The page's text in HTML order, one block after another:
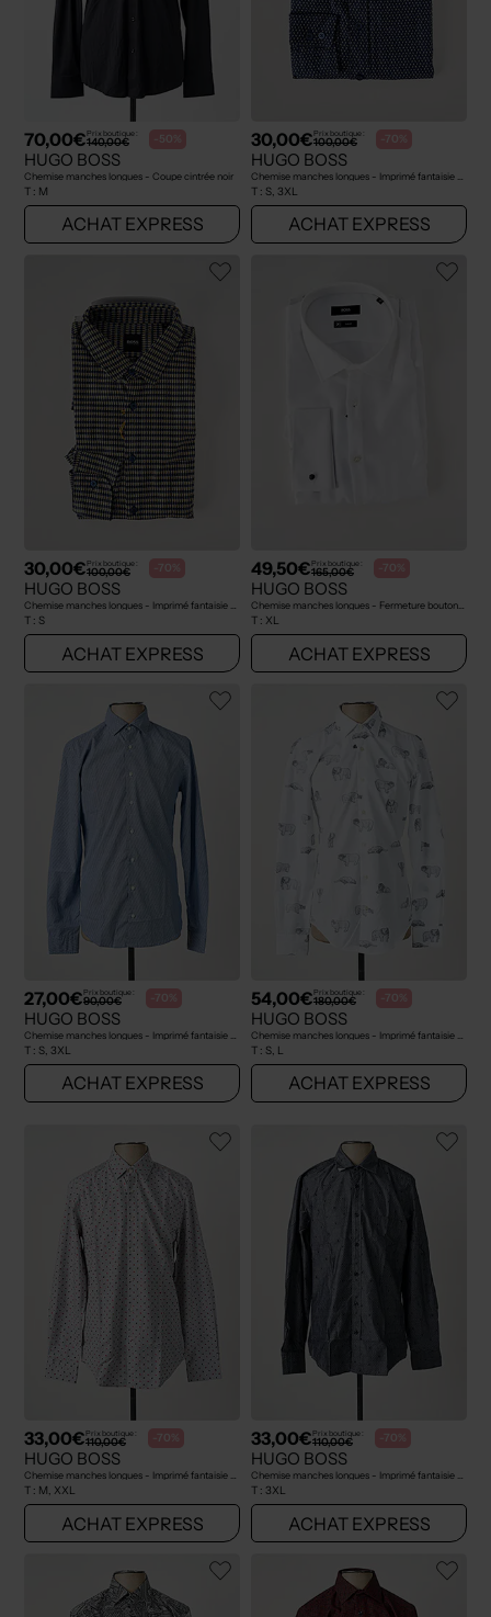
70,00€Prix boutique :
140,00€ -50%
HUGO BOSS
Chemise manches longues - Coupe cintrée noir
T : M
ACHAT EXPRESS
30,00€Prix boutique :
100,00€ -70%
HUGO BOSS
T : S, 3XL
ACHAT EXPRESS
30,00€Prix boutique :
100,00€ -70%
HUGO BOSS
Chemise manches longues - Imprimé fantaisie bleu
T : S
ACHAT EXPRESS
49,50€Prix boutique :
165,00€ -70%
HUGO BOSS
Chemise manches longues - Fermeture boutonnée sur le devant blanc
T : XL
ACHAT EXPRESS
27,00€Prix boutique :
90,00€ -70%
HUGO BOSS
T : S, 3XL
ACHAT EXPRESS
54,00€Prix boutique :
180,00€ -70%
HUGO BOSS
T : S, L
ACHAT EXPRESS
33,00€Prix boutique :
110,00€ -70%
HUGO BOSS
Chemise manches longues - Imprimé fantaisie gris
T : M, XXL
ACHAT EXPRESS
33,00€Prix boutique :
110,00€ -70%
HUGO BOSS
Chemise manches longues - Imprimé fantaisie gris
T : 3XL
ACHAT EXPRESS